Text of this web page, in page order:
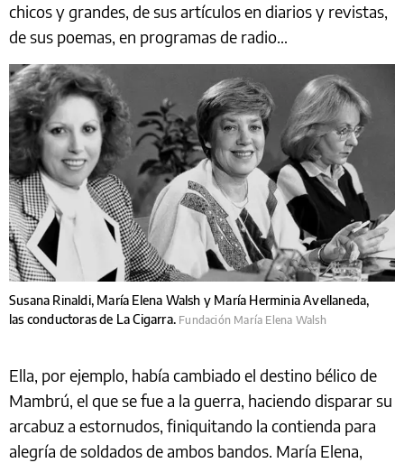
chicos y grandes, de sus artículos en diarios y revistas,
de sus poemas, en programas de radio…
Susana Rinaldi, María Elena Walsh y María Herminia Avellaneda,
las conductoras de La Cigarra. Fundación María Elena Walsh
Ella, por ejemplo, había cambiado el destino bélico de
Mambrú, el que se fue a la guerra, haciendo disparar su
arcabuz a estornudos, finiquitando la contienda para
alegría de soldados de ambos bandos. María Elena,